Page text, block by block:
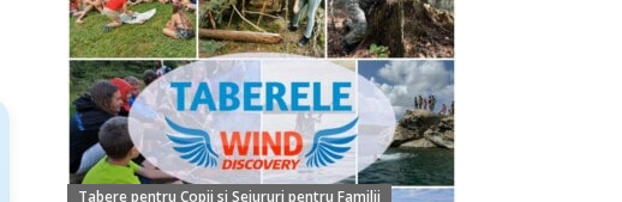
Tabere pentru Copii si Sejururi pentru Familii